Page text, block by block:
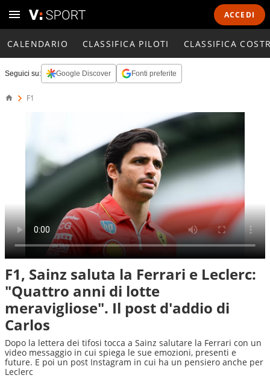
ACCEDI
CALENDARIO CLASSIFICA PILOTI CLASSIFICA
Seguici su: Google Discover Fonti preferite
F1
F1, Sainz saluta la Ferrari e Leclerc:
"Quattro anni di lotte
meravigliose". Il post d'addio di
Carlos
Dopo la lettera dei tifosi tocca a Sainz salutare la Ferrari con un
video messaggio in cui spiega le sue emozioni, presenti e
future. E poi un post Instagram in cui ha un pensiero anche per
Leclerc